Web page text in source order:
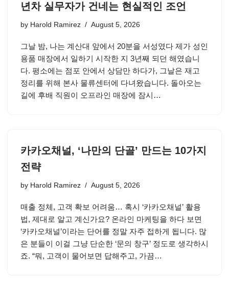
년차 실무자가 건네는 현실적인 조언
by Harold Ramirez August 5, 2026
그날 밤, 나는 계산대 앞에서 20분을 서성였다 제가 성인
용품 매장에서 일하기 시작한 지 3년째 되던 해였습니
다. 평소에는 점포 안에서 상담만 하다가, 그날은 재고
정리를 위해 본사 물류센터에 다녀왔습니다. 돌아오는
길에 후배 직원이 오프라인 매장에 잠시…
카카오채널, ‘나만의 단골’ 만드는 10가지
전략
by Harold Ramirez August 5, 2026
매출 정체, 고객 확보 어려움… 혹시 ‘카카오채널’ 활용
법, 제대로 알고 계신가요? 온라인 마케팅을 하다 보면
‘카카오채널’이라는 단어를 정말 자주 접하게 됩니다. 많
은 분들이 이걸 그냥 단순한 ‘문의 창구’ 정도로 생각하시
죠. “뭐, 고객이 물어보면 답해주고, 가끔…